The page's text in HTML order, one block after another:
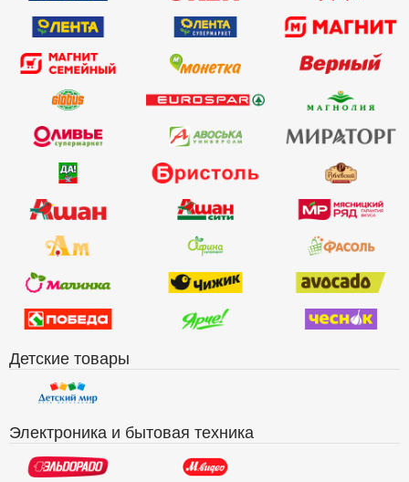
Детские товары
Электроника и бытовая техника